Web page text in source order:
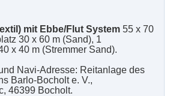
mit Ebbe/Flut System 55 x 70
30 x 60 m (Sand), 1
x 40 m (Stremmer Sand).
Navi-Adresse: Reitanlage des
Barlo-Bocholt e. V.,
46399 Bocholt.